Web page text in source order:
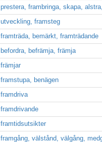
prestera, frambringa, skapa,
utveckling, framsteg
framträda, bemärkt, framträdande
befordra, befrämja, främja
främjar
framstupa, benägen
framdriva
framdrivande
framtidsutsikter
framgång, välstånd, välgång,